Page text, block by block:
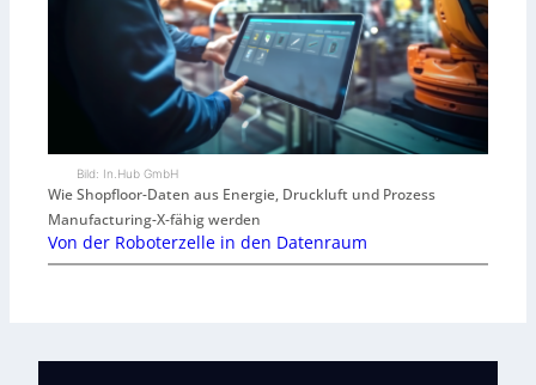
Bild: In.Hub GmbH
Wie Shopfloor-Daten aus Energie, Druckluft und Prozess
Manufacturing-X-fähig werden
Von der Roboterzelle in den Datenraum